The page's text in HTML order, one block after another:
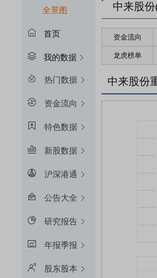
全景图
首页
我的数据
热门数据
资金流向
特色数据
新股数据
沪深港通
公告大全
研究报告
年报季报
股东股本
中来股份
资金流向
龙虎榜单
中来股份